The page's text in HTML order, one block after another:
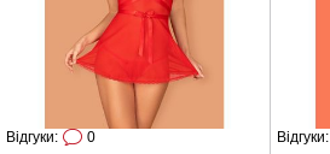
Відгуки: 0 Відгуки: